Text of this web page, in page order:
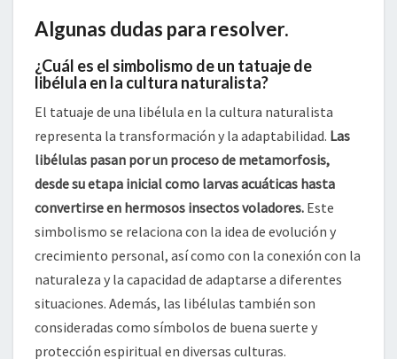
Algunas dudas para resolver.
¿Cuál es el simbolismo de un tatuaje de
libélula en la cultura naturalista?
El tatuaje de una libélula en la cultura naturalista
representa la transformación y la adaptabilidad. Las
libélulas pasan por un proceso de metamorfosis,
desde su etapa inicial como larvas acuáticas hasta
convertirse en hermosos insectos voladores. Este
simbolismo se relaciona con la idea de evolución y
crecimiento personal, así como con la conexión con la
naturaleza y la capacidad de adaptarse a diferentes
situaciones. Además, las libélulas también son
consideradas como símbolos de buena suerte y
protección espiritual en diversas culturas.